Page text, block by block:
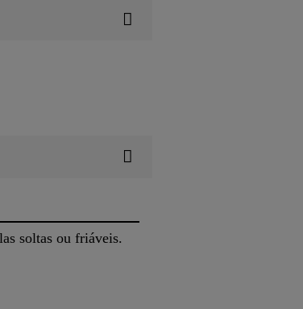
soltas ou friáveis.